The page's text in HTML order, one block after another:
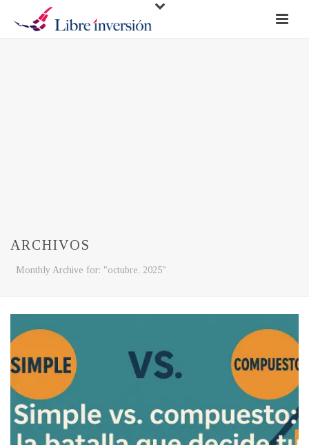
ARCHIVOS
Monthly Archive for: "octubre, 2025"